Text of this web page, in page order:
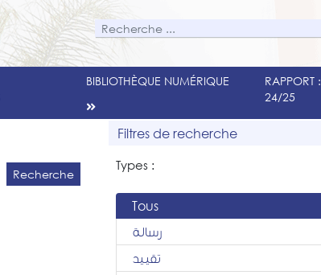
BIBLIOTHÈQUE NUMÉRIQUE
RAPPORT
24/25
Filtres de recherche
Types :
Tous
رسالة
تقييد
Recherche